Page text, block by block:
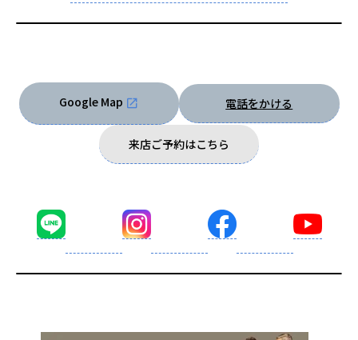
Google Map 電話をかける
来店ご予約はこちら